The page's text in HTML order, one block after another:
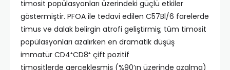
timosit popülasyonları üzerindeki güçlü etkiler
göstermiştir. PFOA ile tedavi edilen C57Bl/6 farelerde
timus ve dalak belirgin atrofi geliştirmiş; tüm timosit
popülasyonları azalırken en dramatik düşüş
immatür CD4⁺CD8⁺ çift pozitif
timositlerde gerçekleşmiş (%90’ın üzerinde azalma)